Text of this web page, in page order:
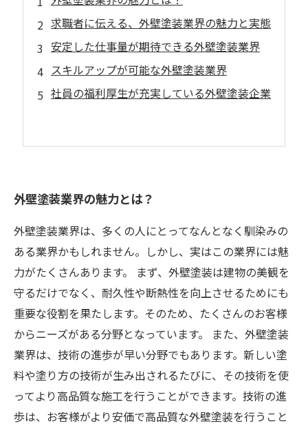
求職者に伝える、外壁塗装業界の魅力と実態
安定した仕事量が期待できる外壁塗装業界
スキルアップが可能な外壁塗装業界
社員の福利厚生が充実している外壁塗装企業
外壁塗装業界の魅力とは？
外壁塗装業界は、多くの人にとってなんとなく馴染みの
ある業界かもしれません。しかし、実はこの業界には魅
力がたくさんあります。 まず、外壁塗装は建物の美観を
守るだけでなく、耐久性や断熱性を向上させるためにも
重要な役割を果たします。そのため、たくさんのお客様
からニーズがある分野となっています。 また、外壁塗装
業界は、技術の進歩が早い分野でもあります。新しい塗
料や塗り方の技術が生み出されるたびに、その技術を使
ってより高品質な施工を行うことができます。技術の進
歩は、お客様がより安価で高品質な外壁塗装を行うこと